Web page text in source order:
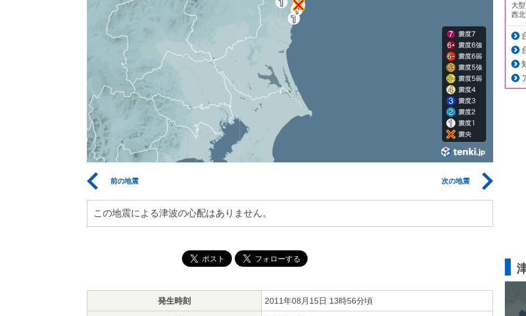
前の地震 次の地震
この地震による津波の心配はありません。
発生時刻 2011年08月15日 13時56分頃
大
西